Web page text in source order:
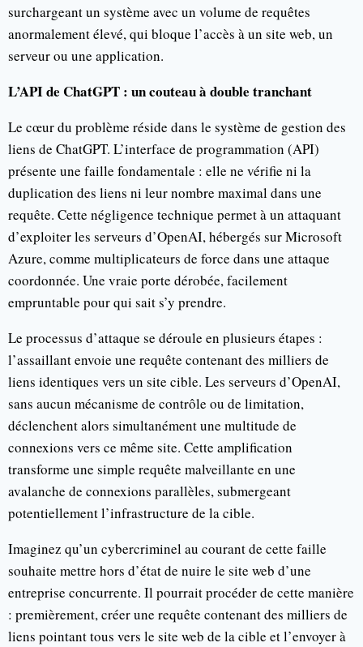
surchargeant un système avec un volume de requêtes
anormalement élevé, qui bloque l’accès à un site web, un
serveur ou une application.
L’API de ChatGPT : un couteau à double tranchant
Le cœur du problème réside dans le système de gestion des
liens de ChatGPT. L’interface de programmation (API)
présente une faille fondamentale : elle ne vérifie ni la
duplication des liens ni leur nombre maximal dans une
requête. Cette négligence technique permet à un attaquant
d’exploiter les serveurs d’OpenAI, hébergés sur Microsoft
Azure, comme multiplicateurs de force dans une attaque
coordonnée. Une vraie porte dérobée, facilement
empruntable pour qui sait s’y prendre.
Le processus d’attaque se déroule en plusieurs étapes :
l’assaillant envoie une requête contenant des milliers de
liens identiques vers un site cible. Les serveurs d’OpenAI,
sans aucun mécanisme de contrôle ou de limitation,
déclenchent alors simultanément une multitude de
connexions vers ce même site. Cette amplification
transforme une simple requête malveillante en une
avalanche de connexions parallèles, submergeant
potentiellement l’infrastructure de la cible.
Imaginez qu’un cybercriminel au courant de cette faille
souhaite mettre hors d’état de nuire le site web d’une
entreprise concurrente. Il pourrait procéder de cette manière
: premièrement, créer une requête contenant des milliers de
liens pointant tous vers le site web de la cible et l’envoyer à